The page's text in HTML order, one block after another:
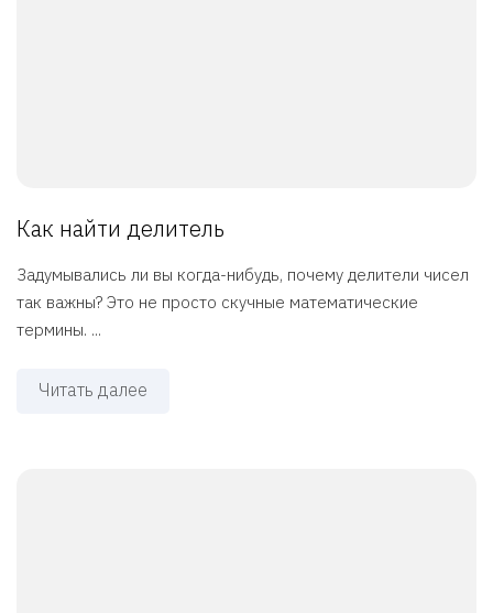
Как найти делитель
Задумывались ли вы когда-нибудь, почему делители чисел
так важны? Это не просто скучные математические
термины. ...
Читать далее